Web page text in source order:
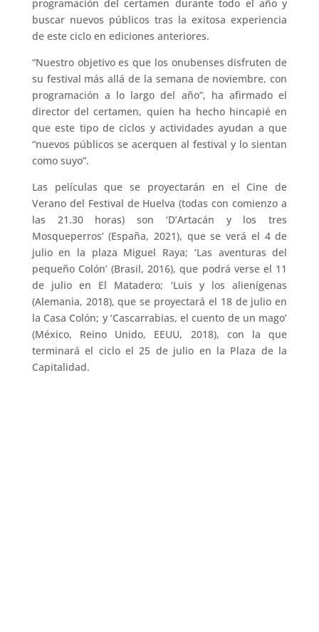
programación del certamen durante todo el año y
buscar nuevos públicos tras la exitosa experiencia
de este ciclo en ediciones anteriores.
“Nuestro objetivo es que los onubenses disfruten de
su festival más allá de la semana de noviembre, con
programación a lo largo del año”, ha afirmado el
director del certamen, quien ha hecho hincapié en
que este tipo de ciclos y actividades ayudan a que
“nuevos públicos se acerquen al festival y lo sientan
como suyo”.
Las películas que se proyectarán en el Cine de
Verano del Festival de Huelva (todas con comienzo a
las 21.30 horas) son ‘D’Artacán y los tres
Mosqueperros’ (España, 2021), que se verá el 4 de
julio en la plaza Miguel Raya; ‘Las aventuras del
pequeño Colón’ (Brasil, 2016), que podrá verse el 11
de julio en El Matadero; ‘Luis y los alienígenas
(Alemania, 2018), que se proyectará el 18 de julio en
la Casa Colón; y ‘Cascarrabias, el cuento de un mago’
(México, Reino Unido, EEUU, 2018), con la que
terminará el ciclo el 25 de julio en la Plaza de la
Capitalidad.